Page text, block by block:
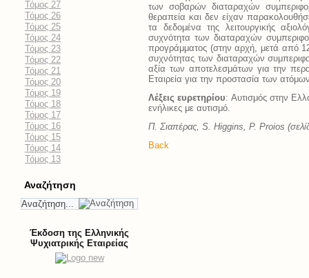
Τόμος 27
Τόμος 26
Τόμος 25
Τόμος 24
Τόμος 23
Τόμος 22
Τόμος 21
Τόμος 20
Τόμος 19
Τόμος 18
Τόμος 17
Τόμος 16
Τόμος 15
Τόμος 14
Τόμος 13
Αναζήτηση
Έκδοση της Ελληνικής
Ψυχιατρικής Εταιρείας
των σοβαρών διαταραχών
θεραπεία και δεν είχαν
τα δεδομένα της λειτουργικής
συχνότητα των διαταραχών
προγράμματος (στην αρχή, μετά από
συχνότητας των διαταραχών
αξία των αποτελεσμάτων για την
Εταιρεία για την προστασία των
Λέξεις ευρετηρίου: Aυτισμός στην
ενήλικες με αυτισμό.
Π. Σιαπέρας, S. Higgins, P. Proios
Back